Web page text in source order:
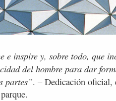
e inspire y, sobre todo, que
del hombre para dar
partes”. – Dedicación oficial,